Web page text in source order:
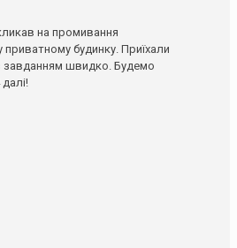
на промивання
приватному будинку. Приїхали
завданням швидко. Будемо